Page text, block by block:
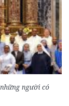
người có